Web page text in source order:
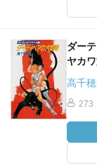
ダー
ヤカ
高千
273